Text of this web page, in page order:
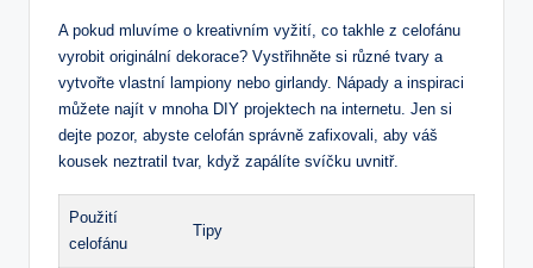
A pokud mluvíme o kreativním vyžití, co takhle z celofánu
vyrobit originální dekorace? Vystřihněte si různé tvary a
vytvořte vlastní lampiony nebo girlandy. Nápady a inspiraci
můžete najít v mnoha DIY projektech na internetu. Jen si
dejte pozor, abyste celofán správně zafixovali, aby váš
kousek neztratil tvar, když zapálíte svíčku uvnitř.
Použití
celofánu
Tipy